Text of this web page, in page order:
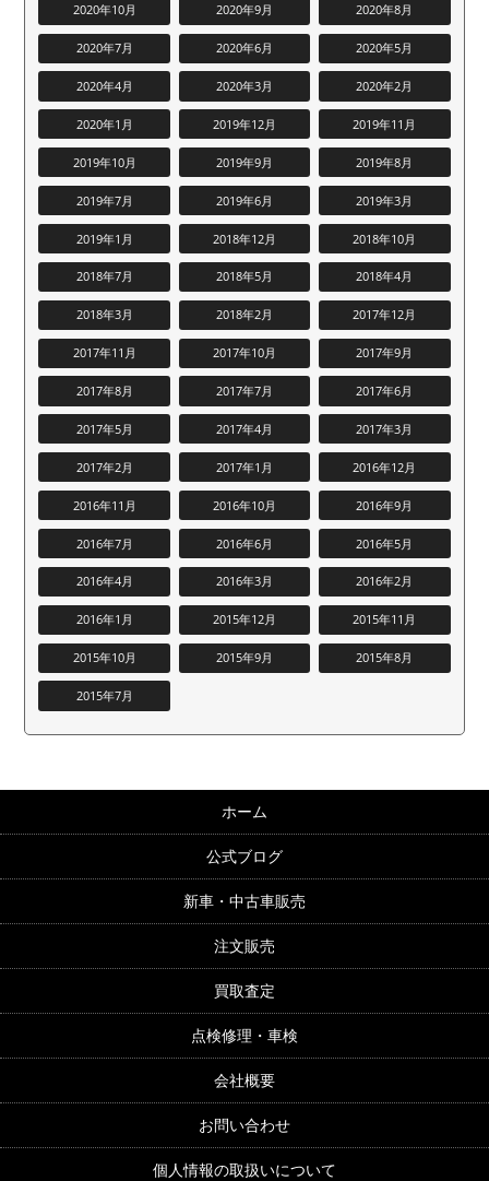
2020年10月 2020年9月 2020年8月
2020年7月 2020年6月 2020年5月
2020年4月 2020年3月 2020年2月
2020年1月 2019年12月 2019年11月
2019年10月 2019年9月 2019年8月
2019年7月 2019年6月 2019年3月
2019年1月 2018年12月 2018年10月
2018年7月 2018年5月 2018年4月
2018年3月 2018年2月 2017年12月
2017年11月 2017年10月 2017年9月
2017年8月 2017年7月 2017年6月
2017年5月 2017年4月 2017年3月
2017年2月 2017年1月 2016年12月
2016年11月 2016年10月 2016年9月
2016年7月 2016年6月 2016年5月
2016年4月 2016年3月 2016年2月
2016年1月 2015年12月 2015年11月
2015年10月 2015年9月 2015年8月
2015年7月
ホーム
公式ブログ
新車・中古車販売
注文販売
買取査定
点検修理・車検
会社概要
お問い合わせ
個人情報の取扱いについて